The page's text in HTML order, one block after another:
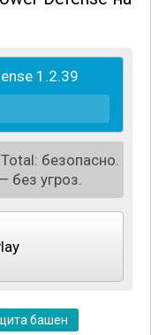
вместе с
оборону.
по
предстоит
и расставить
1.2.39
безопасно.
без угроз.
башен